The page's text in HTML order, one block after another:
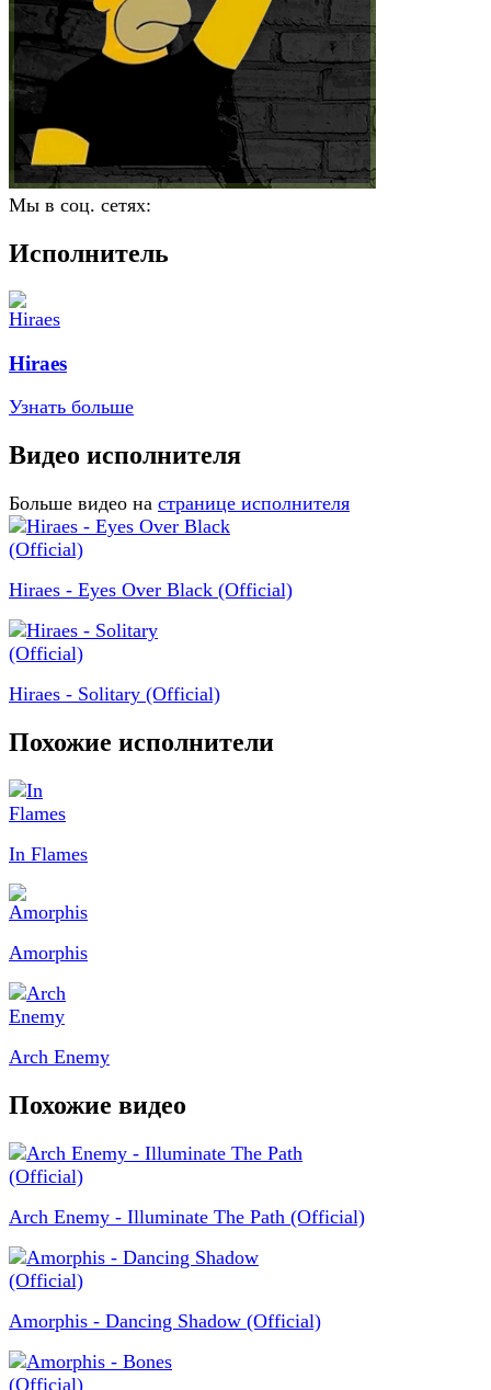
Мы в соц. сетях:
Исполнитель
Hiraes
Узнать больше
Видео исполнителя
Больше видео на странице исполнителя
Hiraes - Eyes Over Black (Official)
Hiraes - Solitary (Official)
Похожие исполнители
In Flames
Amorphis
Arch Enemy
Похожие видео
Arch Enemy - Illuminate The Path (Official)
Amorphis - Dancing Shadow (Official)